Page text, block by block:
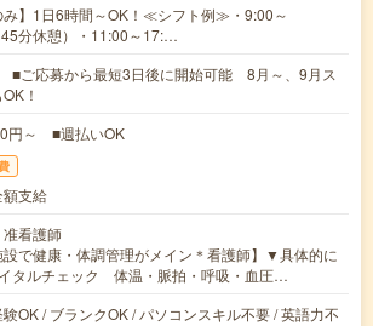
み】1日6時間～OK！≪シフト例≫・9:00～
分休憩）・11:00～17:…
ご応募から最短3日後に開始可能 8月～、9月ス
！
円～ ■週払いOK
支給
看護師
設で健康・体調管理がメイン＊看護師】▼具体的に
タルチェック 体温・脈拍・呼吸・血圧…
OK / ブランクOK / パソコンスキル不要 / 英語力不